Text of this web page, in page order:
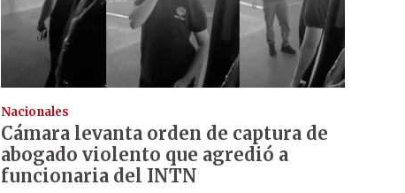
Nacionales
Cámara levanta orden de captura de
abogado violento que agredió a
funcionaria del INTN